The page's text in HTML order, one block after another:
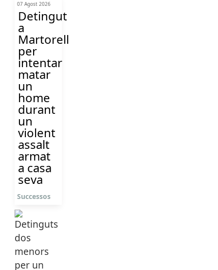
07 Agost 2026
Detingut
a
Martorell
per
intentar
matar
un
home
durant
un
violent
assalt
armat
a casa
seva
Successos